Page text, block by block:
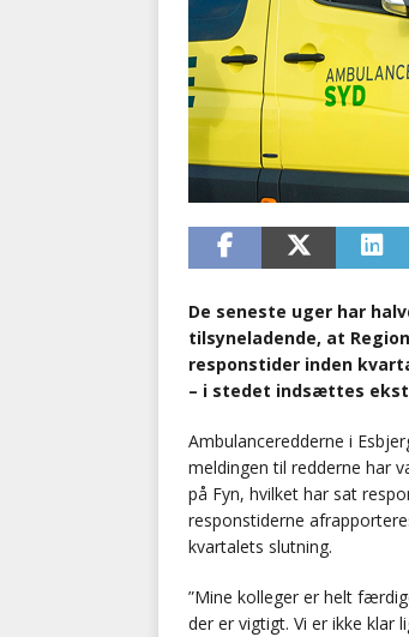
De seneste uger har
tilsyneladende, at
responstider inden
– i stedet indsættes
Ambulanceredderne i
meldingen til redderne har
på Fyn, hvilket har sat
responstiderne
kvartalets slutning.
”Mine kolleger er helt
der er vigtigt. Vi er ikke klar